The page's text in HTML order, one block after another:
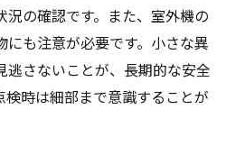
の確認です。また、室外機の
にも注意が必要です。小さな異
逃さないことが、長期的な安全
時は細部まで意識することが